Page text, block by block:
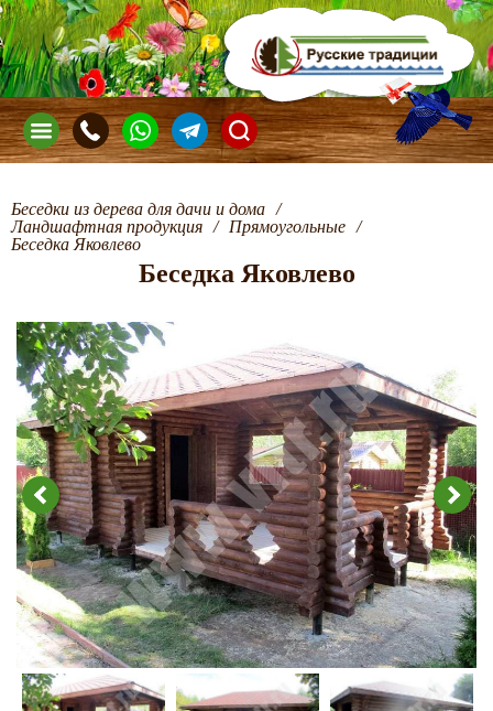
Беседки из дерева для дачи и дома /
Ландшафтная продукция / Прямоугольные /
Беседка Яковлево
Беседка Яковлево